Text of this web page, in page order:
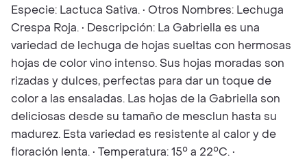
Especie: Lactuca Sativa. • Otros Nombres: Lechuga
Crespa Roja. • Descripción: La Gabriella es una
variedad de lechuga de hojas sueltas con hermosas
hojas de color vino intenso. Sus hojas moradas son
rizadas y dulces, perfectas para dar un toque de
color a las ensaladas. Las hojas de la Gabriella son
deliciosas desde su tamaño de mesclun hasta su
madurez. Esta variedad es resistente al calor y de
floración lenta. • Temperatura: 15° a 22°C. •